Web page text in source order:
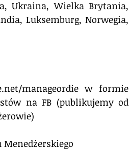
Ukraina, Wielka Brytania,
Luksemburg, Norwegia,
manageordie w formie
na FB (publikujemy od